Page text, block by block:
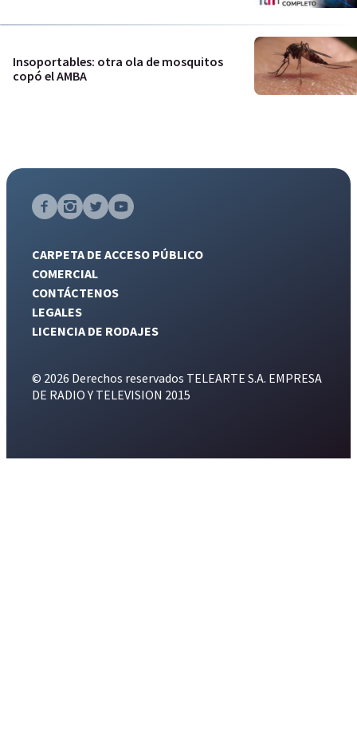
Insoportables: otra ola de mosquitos
copó el AMBA
CARPETA DE ACCESO PÚBLICO
COMERCIAL
CONTÁCTENOS
LEGALES
LICENCIA DE RODAJES
© 2026 Derechos reservados TELEARTE S.A. EMPRESA
DE RADIO Y TELEVISION 2015